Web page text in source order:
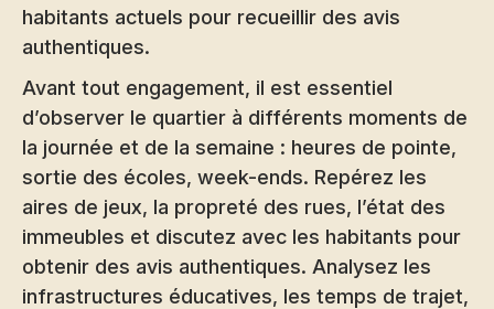
habitants actuels pour recueillir des avis
authentiques.
Avant tout engagement, il est essentiel
d’observer le quartier à différents moments de
la journée et de la semaine : heures de pointe,
sortie des écoles, week-ends. Repérez les
aires de jeux, la propreté des rues, l’état des
immeubles et discutez avec les habitants pour
obtenir des avis authentiques. Analysez les
infrastructures éducatives, les temps de trajet,